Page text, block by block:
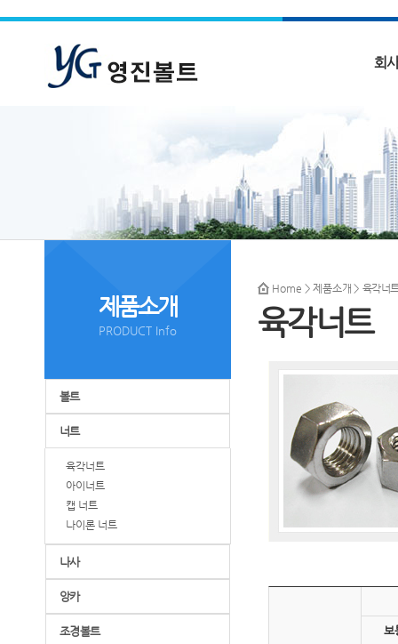
회
제품소개
PRODUCT Info
볼트
너트
육각너트
아이너트
캡 너트
나이론 너트
나사
앙카
조경볼트
Home > 제품소개 > 육각너
육각너트
보